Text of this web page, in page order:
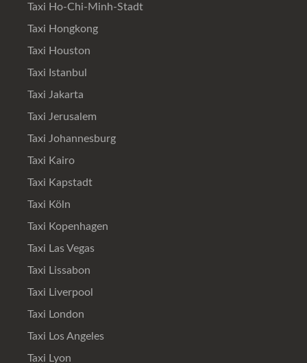
Taxi Ho-Chi-Minh-Stadt
Taxi Hongkong
Taxi Houston
Taxi Istanbul
Taxi Jakarta
Taxi Jerusalem
Taxi Johannesburg
Taxi Kairo
Taxi Kapstadt
Taxi Köln
Taxi Kopenhagen
Taxi Las Vegas
Taxi Lissabon
Taxi Liverpool
Taxi London
Taxi Los Angeles
Taxi Lyon